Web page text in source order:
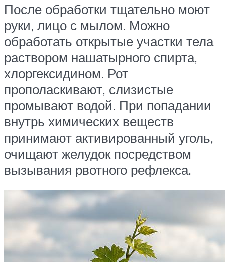
После обработки тщательно моют
руки, лицо с мылом. Можно
обработать открытые участки тела
раствором нашатырного спирта,
хлоргексидином. Рот
прополаскивают, слизистые
промывают водой. При попадании
внутрь химических веществ
принимают активированный уголь,
очищают желудок посредством
вызывания рвотного рефлекса.